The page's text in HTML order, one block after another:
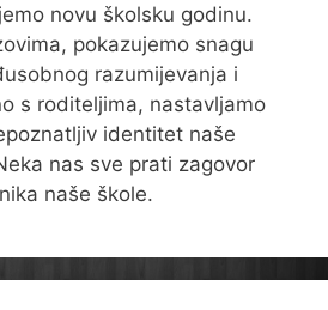
novu školsku godinu.
pokazujemo snagu
razumijevanja i
s roditeljima, nastavljamo
identitet naše
nas sve prati zagovor
naše škole.